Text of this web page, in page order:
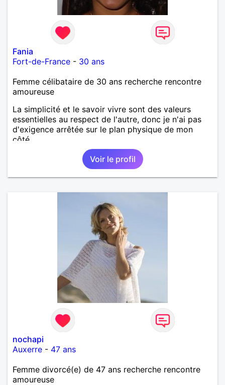
Fania
Fort-de-France - 30 ans
Femme célibataire de 30 ans recherche rencontre
amoureuse
La simplicité et le savoir vivre sont des valeurs
essentielles au respect de l'autre, donc je n'ai pas
d'exigence arrêtée sur le plan physique de mon
côté.
Voir le profil
nochapi
Auxerre - 47 ans
Femme divorcé(e) de 47 ans recherche rencontre
amoureuse